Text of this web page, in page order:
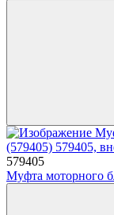
579405
Муфта моторного